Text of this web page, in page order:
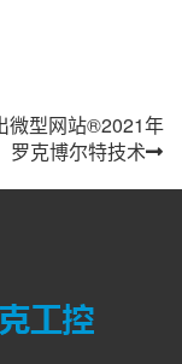
微型网站®2021年
罗克博尔特技术